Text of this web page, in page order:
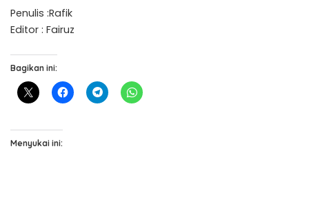
Penulis :Rafik
Editor : Fairuz
Bagikan ini:
Menyukai ini: